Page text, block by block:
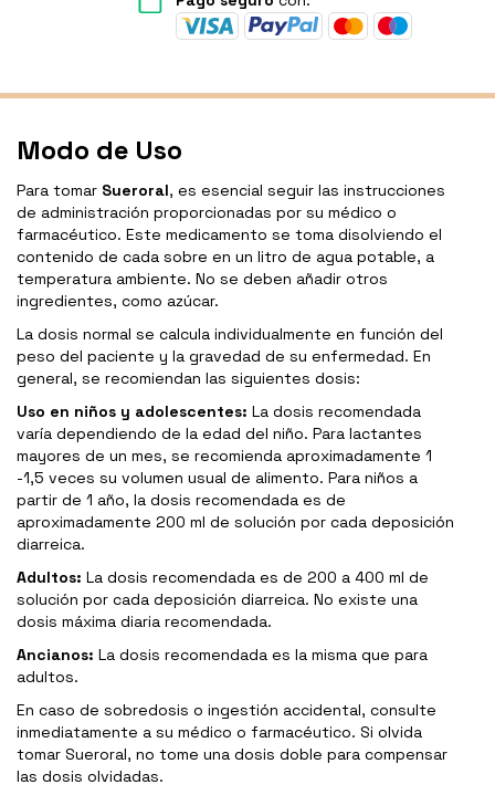
Modo de Uso
Para tomar Sueroral, es esencial seguir las instrucciones
de administración proporcionadas por su médico o
farmacéutico. Este medicamento se toma disolviendo el
contenido de cada sobre en un litro de agua potable, a
temperatura ambiente. No se deben añadir otros
ingredientes, como azúcar.
La dosis normal se calcula individualmente en función del
peso del paciente y la gravedad de su enfermedad. En
general, se recomiendan las siguientes dosis:
Uso en niños y adolescentes: La dosis recomendada
varía dependiendo de la edad del niño. Para lactantes
mayores de un mes, se recomienda aproximadamente 1
-1,5 veces su volumen usual de alimento. Para niños a
partir de 1 año, la dosis recomendada es de
aproximadamente 200 ml de solución por cada deposición
diarreica.
Adultos: La dosis recomendada es de 200 a 400 ml de
solución por cada deposición diarreica. No existe una
dosis máxima diaria recomendada.
Ancianos: La dosis recomendada es la misma que para
adultos.
En caso de sobredosis o ingestión accidental, consulte
inmediatamente a su médico o farmacéutico. Si olvida
tomar Sueroral, no tome una dosis doble para compensar
las dosis olvidadas.